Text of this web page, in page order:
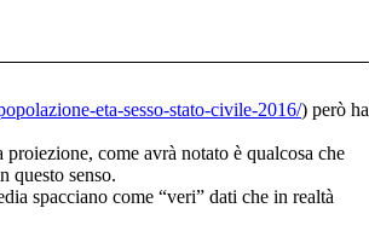
eta-sesso-stato-civile-2016/) però ha
come avrà notato è qualcosa che
questo senso.
spacciano come “veri” dati che in realtà